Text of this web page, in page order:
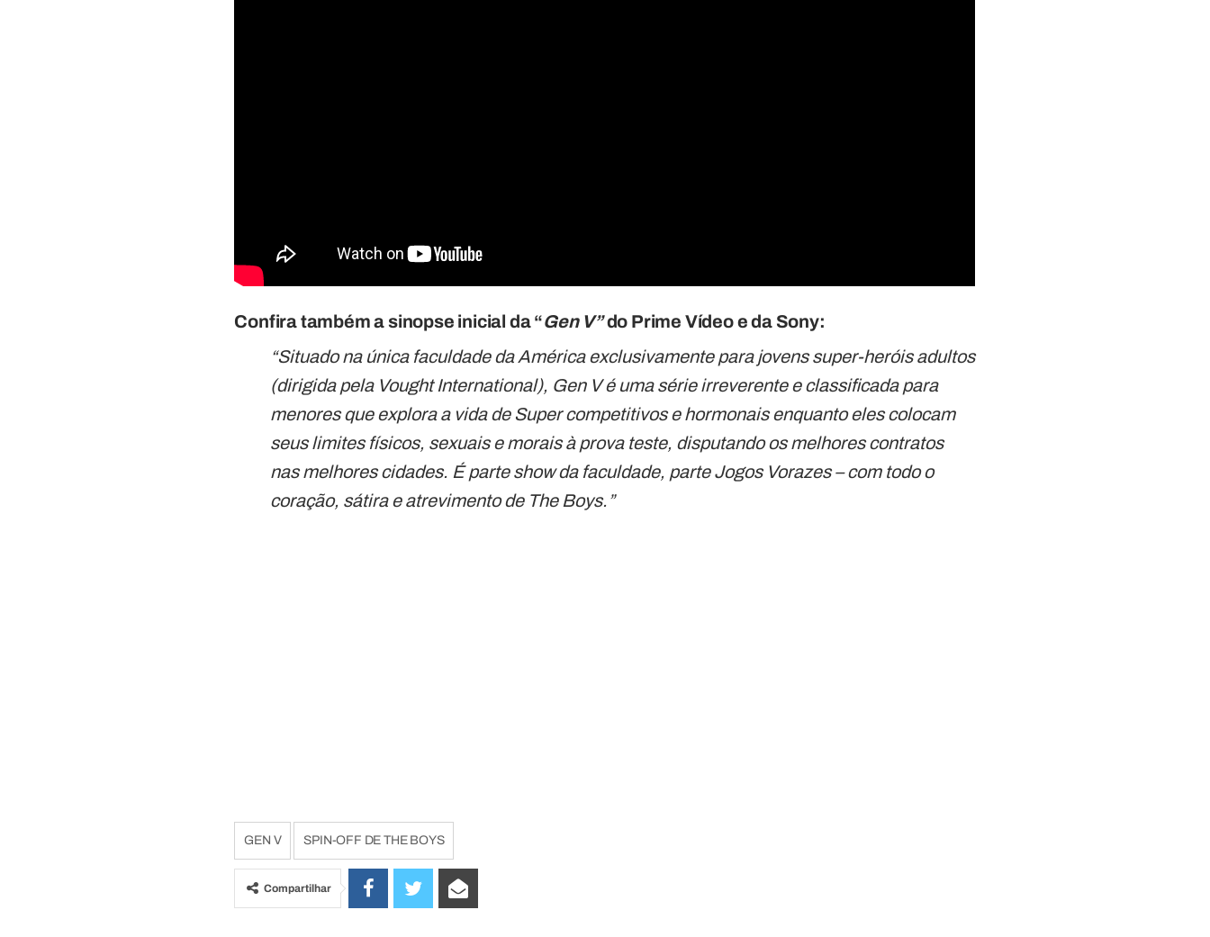
Confira também a sinopse inicial da “Gen V”do Prime Vídeo e da Sony:
“Situado na única faculdade da América exclusivamente para jovens super-heróis adultos
(dirigida pela Vought International), Gen V é uma série irreverente e classificada para
menores que explora a vida de Super competitivos e hormonais enquanto eles colocam
seus limites físicos, sexuais e morais à prova teste, disputando os melhores contratos
nas melhores cidades. É parte show da faculdade, parte Jogos Vorazes – com todo o
coração, sátira e atrevimento de The Boys.”
GEN V SPIN-OFF DE THE BOYS
Compartilhar